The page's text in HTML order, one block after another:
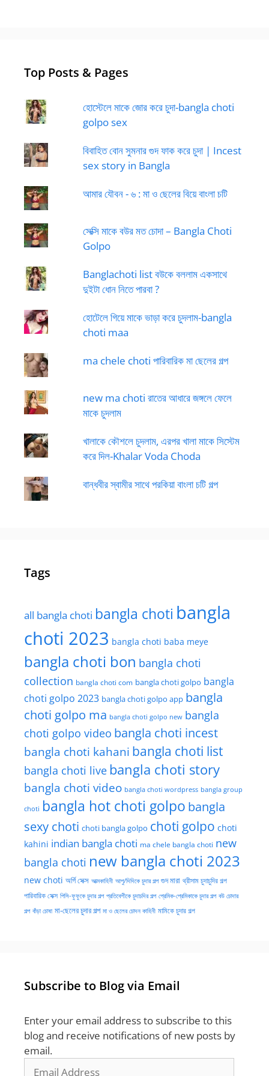
Top Posts & Pages
হোস্টেলে মাকে জোর করে চুদা-bangla choti
golpo sex
বিবাহিত বোন সুমনার গুদ ফাক করে চুদা | Incest
sex story in Bangla
আমার যৌবন - ৬ : মা ও ছেলের বিয়ে বাংলা চটি
সেক্সি মাকে বউর মত চোদা – Bangla Choti
Golpo
Banglachoti list বউকে বললাম একসাথে
দুইটা ধোন নিতে পারবা ?
হোটেলে গিয়ে মাকে ভাড়া করে চুদলাম-bangla
choti maa
ma chele choti পারিবারিক মা ছেলের গল্প
new ma choti রাতের আধারে জঙ্গলে ফেলে
মাকে চুদলাম
খালাকে কৌশলে চুদলাম, এরপর খালা মাকে সিস্টেম
করে দিল-Khalar Voda Choda
বান্ধবীর স্বামীর সাথে পরকিয়া বাংলা চটি গল্প
Tags
all bangla choti bangla choti bangla
choti 2023 bangla choti baba meye
bangla choti bon bangla choti
collection bangla choti com bangla choti golpo bangla
choti golpo 2023 bangla choti golpo app bangla
choti golpo ma bangla choti golpo new bangla
choti golpo video bangla choti incest
bangla choti kahani bangla choti list
bangla choti live bangla choti story
bangla choti video bangla choti wordpress bangla group
choti bangla hot choti golpo bangla
sexy choti choti bangla golpo choti golpo choti
kahini indian bangla choti ma chele bangla choti new
bangla choti new bangla choti 2023
new choti অর্গি সেক্স আত্মকাহিনী আপু/দিদিকে চুদার গল্প গুদ মারা থ্রীসাম চুদাচুদির গল্প
পারিবারিক সেক্স পিসি-ফুফুকে চুদার গল্প প্রতিবেশীকে চুদাচদির গল্প প্রেমিক-প্রেমিকাকে চুদার গল্প বউ চোদার
গল্প বাঁড়া চোষা মা-ছেলের চুদার গল্প মা ও ছেলের চোদন কাহিনী মামিকে চুদার গল্প
Subscribe to Blog via Email
Enter your email address to subscribe to this
blog and receive notifications of new posts by
email.